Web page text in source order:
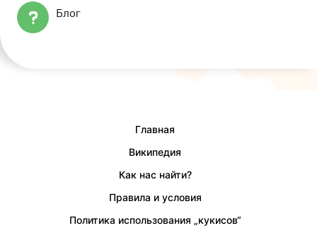
Блог
Главная
Википедия
Как нас найти?
Правила и условия
Политика использования „кукисов“